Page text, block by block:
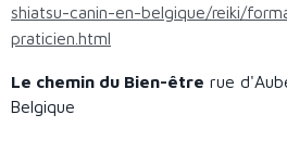
shiatsu-canin-en-belgique/reiki/
praticien.html
Le chemin du Bien-être rue
Belgique